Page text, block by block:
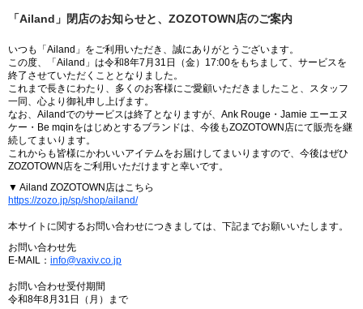
「Ailand」閉店のお知らせと、ZOZOTOWN店のご案内
いつも「Ailand」をご利用いただき、誠にありがとうございます。
この度、「Ailand」は令和8年7月31日（金）17:00をもちまして、サービスを
終了させていただくこととなりました。
これまで長きにわたり、多くのお客様にご愛顧いただきましたこと、スタッフ
一同、心より御礼申し上げます。
なお、Ailandでのサービスは終了となりますが、Ank Rouge・Jamie エーエヌ
ケー・Be mqinをはじめとするブランドは、今後もZOZOTOWN店にて販売を継
続してまいります。
これからも皆様にかわいいアイテムをお届けしてまいりますので、今後はぜひ
ZOZOTOWN店をご利用いただけますと幸いです。
▼ Ailand ZOZOTOWN店はこちら
https://zozo.jp/sp/shop/ailand/
本サイトに関するお問い合わせにつきましては、下記までお願いいたします。
お問い合わせ先
E-MAIL： info@vaxiv.co.jp
お問い合わせ受付期間
令和8年8月31日（月）まで